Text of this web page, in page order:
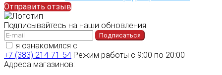
Отправить отзыв
Подписывайтесь на наши обновления
Подписаться
я ознакомился с
+7 (383) 214-71-54 Режим работы с 9:00 по 20:00
Адреса магазинов: